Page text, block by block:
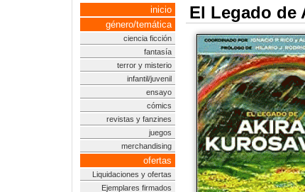
inicio
género/temática
ciencia ficción
fantasía
terror y misterio
infantil/juvenil
ensayo
cómics
revistas y fanzines
juegos
merchandising
ofertas
Liquidaciones y ofertas
Ejemplares firmados
El Legado de